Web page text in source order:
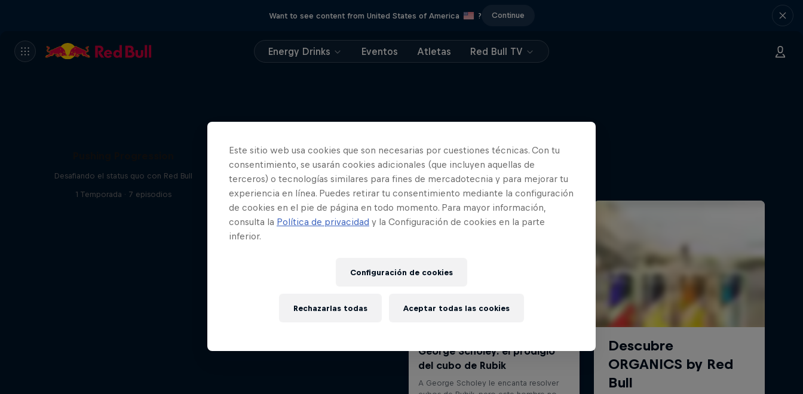
Want to see content from United States of America ? Continue
Energy Drinks Eventos Atletas Red Bull TV
Más contenidos similares
Desafiando el status quo con Red Bull
1 Temporada · 7 episodios
For Reals
Los atletas de Red Bull afrontan retos
asombrosos
1 Temporada · 10 episodios
Este sitio web usa cookies que son necesarias por cuestiones técnicas. Con tu
consentimiento, se usarán cookies adicionales (que incluyen aquellas de
terceros) o tecnologías similares para fines de mercadotecnia y para mejorar tu
experiencia en línea. Puedes retirar tu consentimiento mediante la configuración
de cookies en el pie de página en todo momento. Para mayor información,
consulta la Política de privacidad y la Configuración de cookies en la parte
inferior.
Configuración de cookies
Rechazarlas todas Aceptar todas las cookies